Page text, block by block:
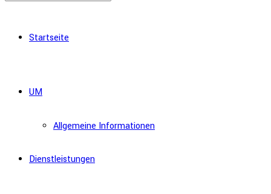
Startseite
UM
Allgemeine Informationen
Dienstleistungen